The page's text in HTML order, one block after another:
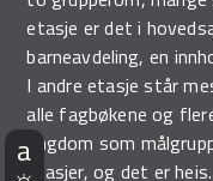
etasje er det i
barneavdeling, en
I andre etasje står
alle fagbøkene og
ungdom som
etasjer, og det er